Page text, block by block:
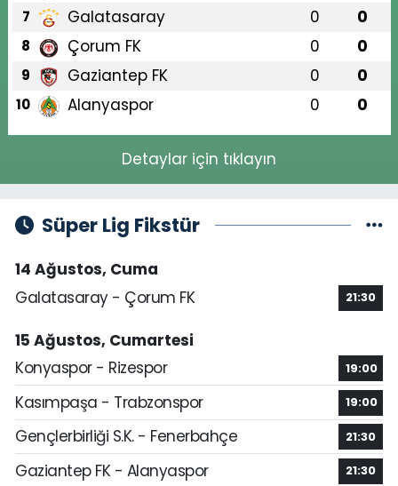
7 Galatasaray 0 0
8 Çorum FK 0 0
9 Gaziantep FK 0 0
10 Alanyaspor 0 0
Detaylar için tıklayın
Süper Lig Fikstür
14 Ağustos, Cuma
Galatasaray - Çorum FK
21:30
15 Ağustos, Cumartesi
Konyaspor - Rizespor
19:00
Kasımpaşa - Trabzonspor 19:00
Gençlerbirliği S.K. - Fenerbahçe 21:30
Gaziantep FK - Alanyaspor 21:30